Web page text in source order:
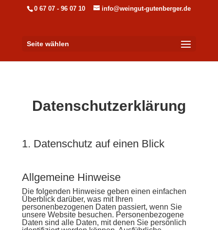
0 67 07 - 96 07 10 info@weingut-gutenberger.de
Seite wählen
Datenschutzerklärung
1. Datenschutz auf einen Blick
Allgemeine Hinweise
Die folgenden Hinweise geben einen einfachen
Überblick darüber, was mit Ihren
personenbezogenen Daten passiert, wenn Sie
unsere Website besuchen. Personenbezogene
Daten sind alle Daten, mit denen Sie persönlich